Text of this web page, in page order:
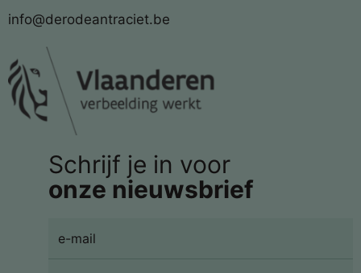
info@derodeantraciet.be
Schrijf je in voor
onze nieuwsbrief